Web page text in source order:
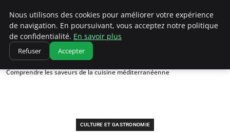
Correze Co
Accueil
Culture et gastronomie
Comprendre les saveurs de la cuisine méditerranéenne
CULTURE ET GASTRONOMIE
Nous utilisons des cookies pour améliorer votre expérience
de navigation. En poursuivant, vous acceptez notre politique
de confidentialité. En savoir plus
Refuser Accepter